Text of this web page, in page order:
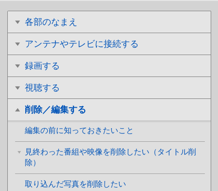
各部のなまえ
アンテナやテレビに接続する
録画する
視聴する
削除／編集する
編集の前に知っておきたいこと
見終わった番組や映像を削除したい（タイトル削
除）
取り込んだ写真を削除したい